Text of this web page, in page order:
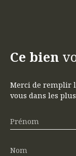
Ce bien
Merci de remplir
vous dans les
Prénom
Nom